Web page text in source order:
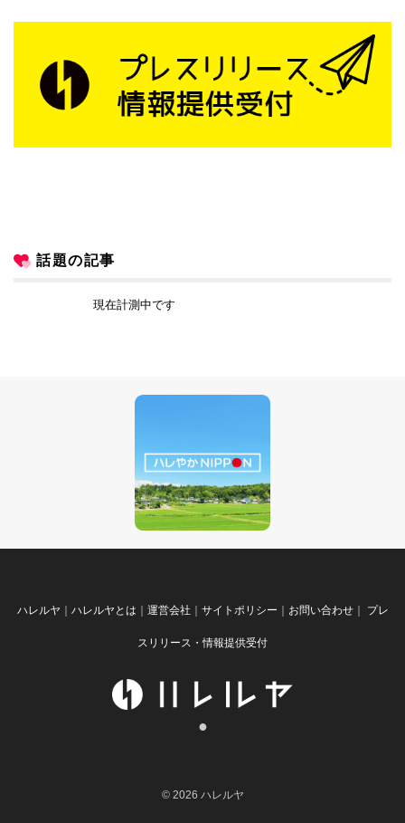
話題の記事
現在計測中です
ハレルヤ ｜ ハレルヤとは ｜ 運営会社 ｜ サイトポリシー ｜ お問い合わせ｜ プレ
スリリース・情報提供受付
●
© 2026 ハレルヤ